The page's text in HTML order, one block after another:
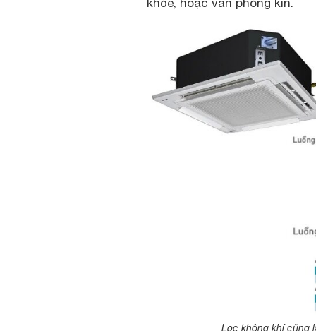
Lọc không khí cũng